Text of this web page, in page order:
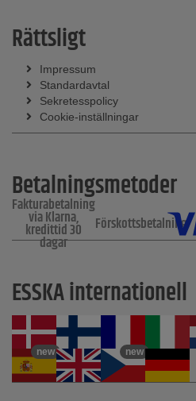
Rättsligt
Impressum
Standardavtal
Sekretesspolicy
Cookie-inställningar
Betalningsmetoder
Fakturabetalning
via Klarna,
kredittid 30
dagar
Förskottsbetalning
ESSKA internationell
new new